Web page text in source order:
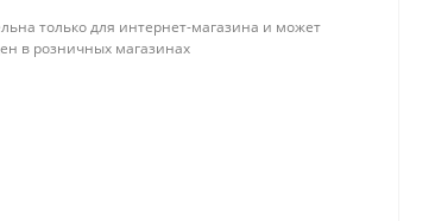
только для интернет-магазина и может
в розничных магазинах